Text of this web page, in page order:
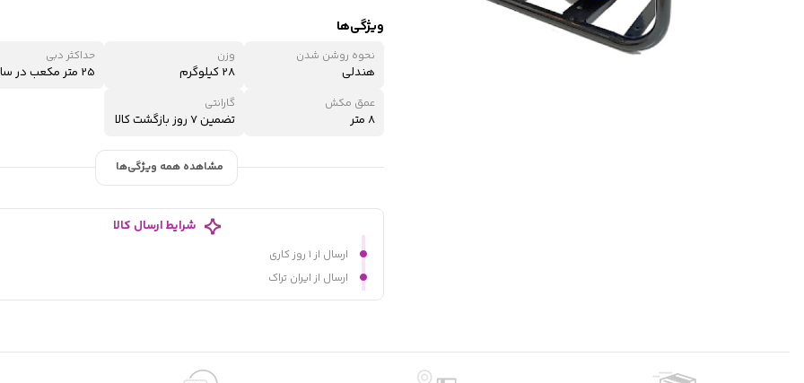
ویژگی‌ها
نحوه روشن شدن
هندلی
وزن
28 کیلوگرم
حداکثر دبی
25 متر مکعب در ساعت
عمق مکش
8 متر
گارانتی
تضمین 7 روز بازگشت کالا
مشاهده همه ویژگی‌ها
شرایط ارسال کالا
ارسال از ۱ روز کاری
ارسال از ایران تراک